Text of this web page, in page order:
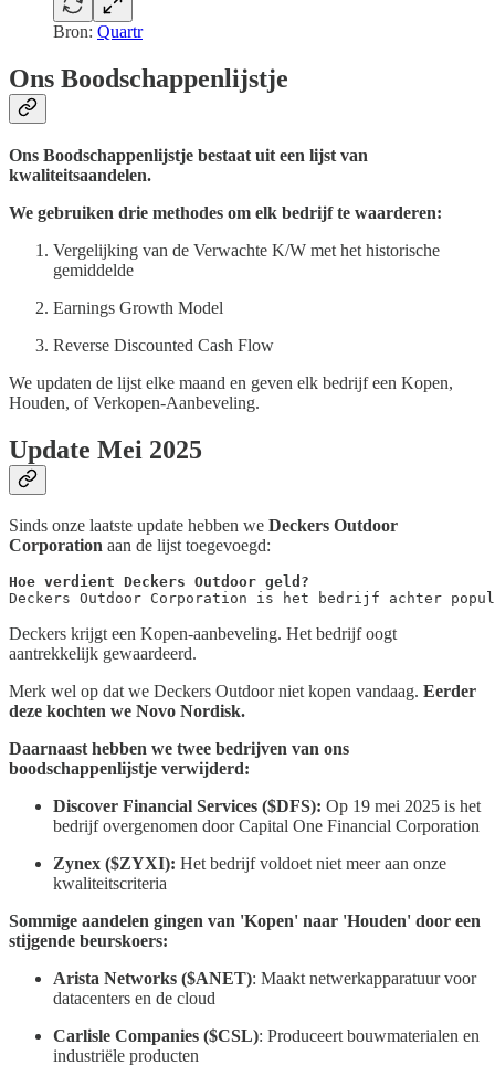
Bron: Quartr
Ons Boodschappenlijstje
Ons Boodschappenlijstje bestaat uit een lijst van
kwaliteitsaandelen.
We gebruiken drie methodes om elk bedrijf te waarderen:
Vergelijking van de Verwachte K/W met het historische
gemiddelde
Earnings Growth Model
Reverse Discounted Cash Flow
We updaten de lijst elke maand en geven elk bedrijf een Kopen,
Houden, of Verkopen-Aanbeveling.
Update Mei 2025
Sinds onze laatste update hebben we Deckers Outdoor
Corporation aan de lijst toegevoegd:
Hoe verdient Deckers Outdoor geld?
Deckers Outdoor Corporation is het bedrijf achter
Deckers krijgt een Kopen-aanbeveling. Het bedrijf oogt
aantrekkelijk gewaardeerd.
Merk wel op dat we Deckers Outdoor niet kopen vandaag. Eerder
deze kochten we Novo Nordisk.
Daarnaast hebben we twee bedrijven van ons
boodschappenlijstje verwijderd:
Discover Financial Services ($DFS): Op 19 mei 2025 is het
bedrijf overgenomen door Capital One Financial Corporation
Zynex ($ZYXI): Het bedrijf voldoet niet meer aan onze
kwaliteitscriteria
Sommige aandelen gingen van 'Kopen' naar 'Houden' door een
stijgende beurskoers:
Arista Networks ($ANET): Maakt netwerkapparatuur voor
datacenters en de cloud
Carlisle Companies ($CSL): Produceert bouwmaterialen en
industriële producten